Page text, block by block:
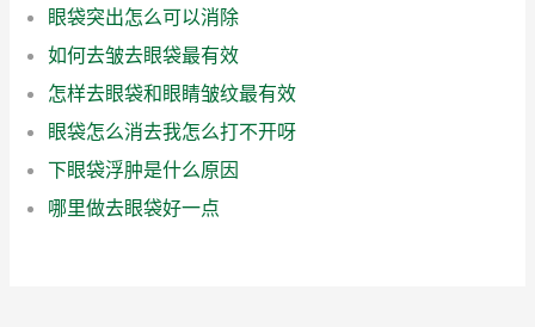
眼袋突出怎么可以消除
如何去皱去眼袋最有效
怎样去眼袋和眼睛皱纹最有效
眼袋怎么消去我怎么打不开呀
下眼袋浮肿是什么原因
哪里做去眼袋好一点